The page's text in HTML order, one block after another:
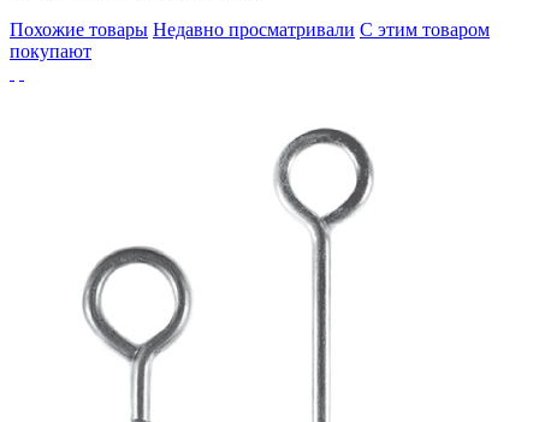
Похожие товары Недавно просматривали С этим товаром
покупают